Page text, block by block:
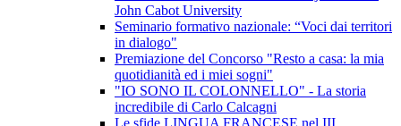
John Cabot University
Seminario formativo nazionale: “Voci dai territori
in dialogo"
Premiazione del Concorso "Resto a casa: la mia
quotidianità ed i miei sogni"
"IO SONO IL COLONNELLO" - La storia
incredibile di Carlo Calcagni